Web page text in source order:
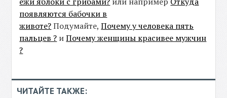
появляются бабочки в
животе?Подумайте,Почему у человека пять
пальцев ? иПочему женщины красивее мужчин
?
ЧИТАЙТЕ ТАКЖЕ: